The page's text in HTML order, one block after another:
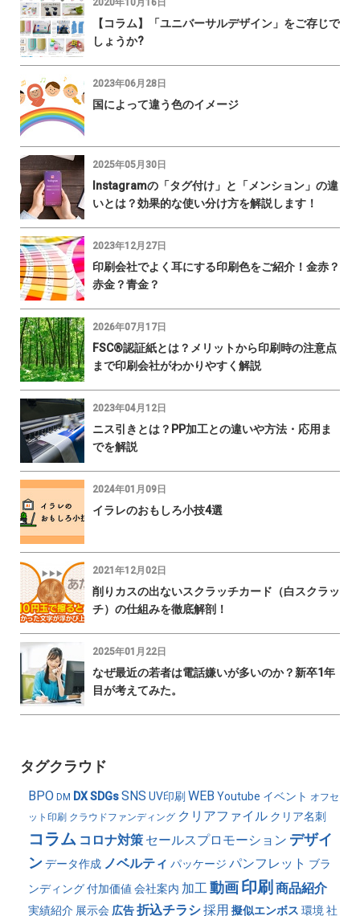
2020年10月16日
【コラム】「ユニバーサルデザイン」をご存じで
しょうか?
2023年06月28日
国によって違う色のイメージ
2025年05月30日
Instagramの「タグ付け」と「メンション」の違
いとは？効果的な使い分け方を解説します！
2023年12月27日
印刷会社でよく耳にする印刷色をご紹介！金赤？
赤金？青金？
2026年07月17日
FSC®認証紙とは？メリットから印刷時の注意点
まで印刷会社がわかりやすく解説
2023年04月12日
ニス引きとは？PP加工との違いや方法・応用ま
でを解説
2024年01月09日
イラレのおもしろ小技4選
2021年12月02日
削りカスの出ないスクラッチカード（白スクラッ
チ）の仕組みを徹底解剖！
2025年01月22日
なぜ最近の若者は電話嫌いが多いのか？新卒1年
目が考えてみた。
タグクラウド
BPO DM DXSDGsSNS UV印刷 WEB Youtube イベント オフセ
ット印刷 クラウドファンディング クリアファイル クリア名刺
コラム コロナ対策 セールスプロモーション デザイ
ンデータ作成 ノベルティ パッケージ パンフレット ブラ
ンディング付加価値 会社案内 加工動画印刷 商品紹介
実績紹介 展示会 広告折込チラシ採用 擬似エンボス 環境 社